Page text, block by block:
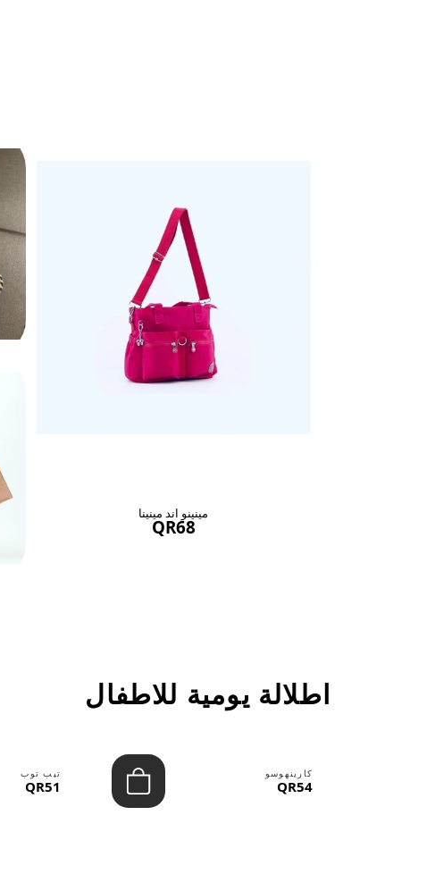
مينينو اند مينينا
QR68
اطلالة يومية للاطفال
كارينهوسو
QR54
تيب توب
QR51